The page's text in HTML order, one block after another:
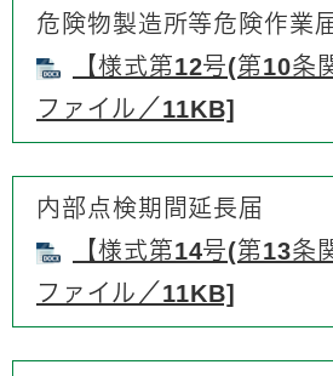
危険物製造所等危険作業
【様式第12号(第10条
ファイル／11KB]
内部点検期間延長届
【様式第14号(第13条
ファイル／11KB]